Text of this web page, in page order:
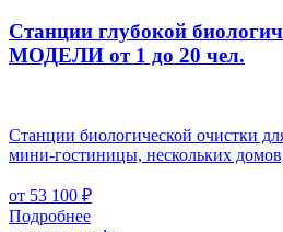
Станции глубокой
МОДЕЛИ от 1 до 20 чел.
Станции биологической очистки
мини-гостиницы, нескольких
от 53 100 ₽
Подробнее